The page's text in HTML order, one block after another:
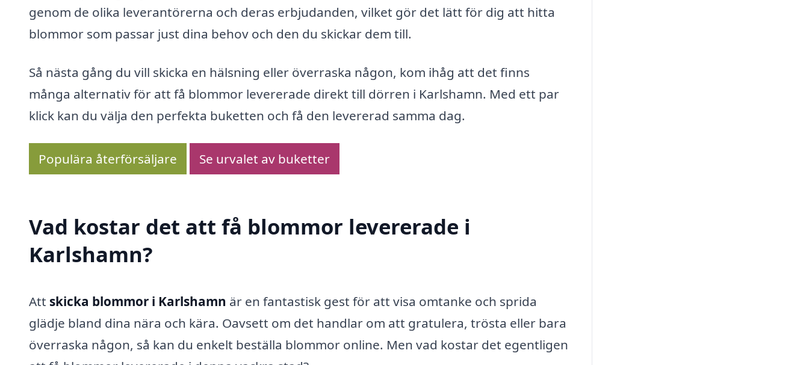
genom de olika leverantörerna och deras erbjudanden, vilket gör det lätt för dig att hitta
blommor som passar just dina behov och den du skickar dem till.
Så nästa gång du vill skicka en hälsning eller överraska någon, kom ihåg att det finns
många alternativ för att få blommor levererade direkt till dörren i Karlshamn. Med ett par
klick kan du välja den perfekta buketten och få den levererad samma dag.
Populära återförsäljare Se urvalet av buketter
Vad kostar det att få blommor levererade i
Karlshamn?
Att skicka blommor i Karlshamn är en fantastisk gest för att visa omtanke och sprida
glädje bland dina nära och kära. Oavsett om det handlar om att gratulera, trösta eller bara
överraska någon, så kan du enkelt beställa blommor online. Men vad kostar det egentligen